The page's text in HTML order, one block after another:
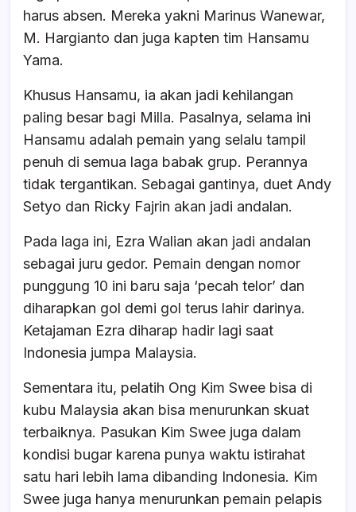
harus absen. Mereka yakni Marinus Wanewar,
M. Hargianto dan juga kapten tim Hansamu
Yama.
Khusus Hansamu, ia akan jadi kehilangan
paling besar bagi Milla. Pasalnya, selama ini
Hansamu adalah pemain yang selalu tampil
penuh di semua laga babak grup. Perannya
tidak tergantikan. Sebagai gantinya, duet Andy
Setyo dan Ricky Fajrin akan jadi andalan.
Pada laga ini, Ezra Walian akan jadi andalan
sebagai juru gedor. Pemain dengan nomor
punggung 10 ini baru saja ‘pecah telor’ dan
diharapkan gol demi gol terus lahir darinya.
Ketajaman Ezra diharap hadir lagi saat
Indonesia jumpa Malaysia.
Sementara itu, pelatih Ong Kim Swee bisa di
kubu Malaysia akan bisa menurunkan skuat
terbaiknya. Pasukan Kim Swee juga dalam
kondisi bugar karena punya waktu istirahat
satu hari lebih lama dibanding Indonesia. Kim
Swee juga hanya menurunkan pemain pelapis